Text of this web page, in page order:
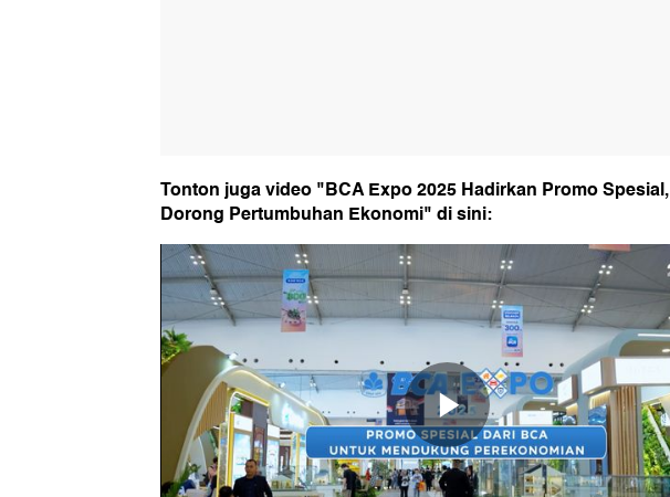
Tonton juga video "BCA Expo 2025 Hadirkan Promo Spesial,
Dorong Pertumbuhan Ekonomi" di sini: